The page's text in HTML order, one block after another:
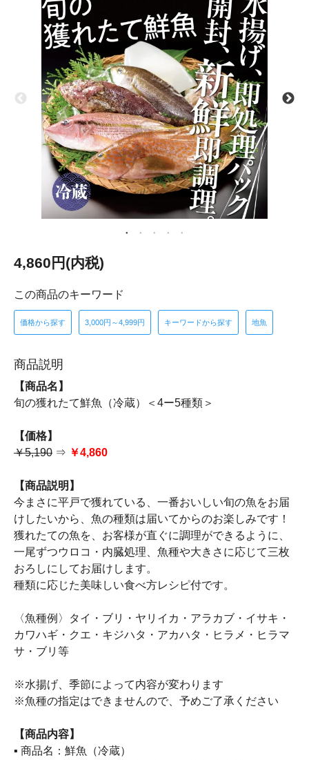
4,860円(内税)
この商品のキーワード
価格から探す 3,000円～4,999円 キーワードから探す 地魚
商品説明
【商品名】
旬の獲れたて鮮魚（冷蔵）＜4ー5種類＞
【価格】
￥5,190 ⇒ ￥4,860
【商品説明】
今まさに平戸で獲れている、一番おいしい旬の魚をお届
けしたいから、魚の種類は届いてからのお楽しみです！
獲れたての魚を、お客様が直ぐに調理ができるように、
一尾ずつウロコ・内臓処理、魚種や大きさに応じて三枚
おろしにしてお届けします。
種類に応じた美味しい食べ方レシピ付です。
〈魚種例〉タイ・ブリ・ヤリイカ・アラカブ・イサキ・
カワハギ・クエ・キジハタ・アカハタ・ヒラメ・ヒラマ
サ・ブリ等
※水揚げ、季節によって内容が変わります
※魚種の指定はできませんので、予めご了承ください
【商品内容】
▪ 商品名：鮮魚（冷蔵）